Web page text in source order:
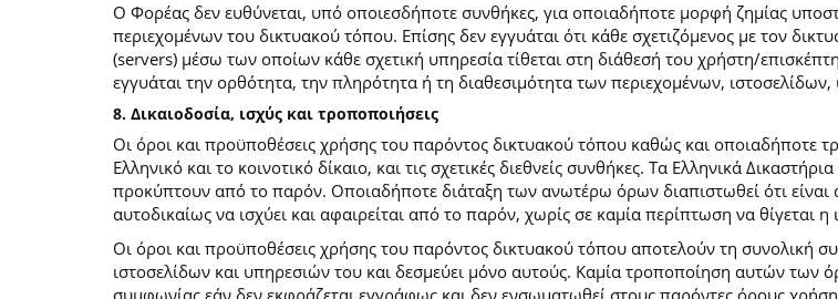
Ο Φορέας δεν ευθύνεται, υπό οποιεσδήποτε συνθήκες, για οποιαδήποτε μορφή ζημίας
περιεχομένων του δικτυακού τόπου. Επίσης δεν εγγυάται ότι κάθε σχετιζόμενος με τον
(servers) μέσω των οποίων κάθε σχετική υπηρεσία τίθεται στη διάθεσή του χρήστη/
εγγυάται την ορθότητα, την πληρότητα ή τη διαθεσιμότητα των περιεχομένων,
8. Δικαιοδοσία, ισχύς και τροποποιήσεις
Οι όροι και προϋποθέσεις χρήσης του παρόντος δικτυακού τόπου καθώς και οποιαδήποτε
Ελληνικό και το κοινοτικό δίκαιο, και τις σχετικές διεθνείς συνθήκες. Τα Ελληνικά
προκύπτουν από το παρόν. Οποιαδήποτε διάταξη των ανωτέρω όρων διαπιστωθεί ότι είναι
αυτοδικαίως να ισχύει και αφαιρείται από το παρόν, χωρίς σε καμία περίπτωση να θίγεται
Οι όροι και προϋποθέσεις χρήσης του παρόντος δικτυακού τόπου αποτελούν τη συνολική
ιστοσελίδων και υπηρεσιών του και δεσμεύει μόνο αυτούς. Καμία τροποποίηση αυτών των